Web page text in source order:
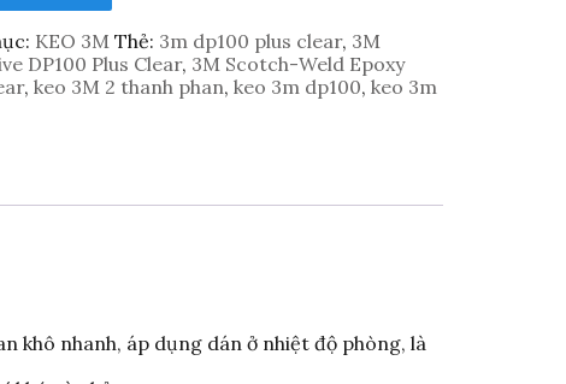
KEO 3M Thẻ: 3m dp100 plus clear, 3M
DP100 Plus Clear, 3M Scotch-Weld Epoxy
, keo 3M 2 thanh phan, keo 3m dp100, keo 3m
khô nhanh, áp dụng dán ở nhiệt độ phòng, là